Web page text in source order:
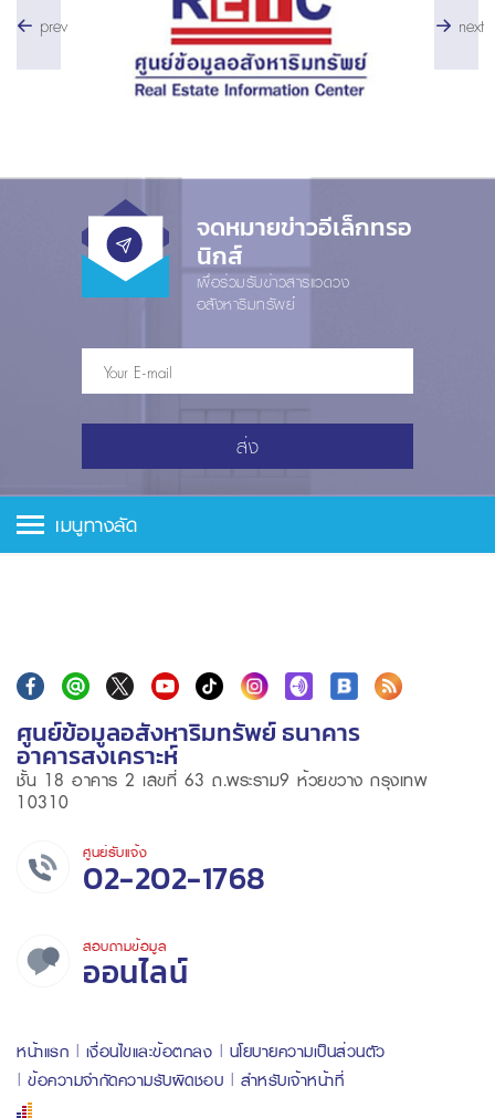
prev next
จดหมายข่าวอีเล็กทรอ
นิกส์
เพื่อร่วมรับข่าวสารแวดวง
อสังหาริมทรัพย์
ส่ง
เมนูทางลัด
ศูนย์ข้อมูลอสังหาริมทรัพย์ ธนาคาร
อาคารสงเคราะห์
ชั้น 18 อาคาร 2 เลขที่ 63 ถ.พระราม9 ห้วยขวาง กรุงเทพ
10310
ศูนย์รับแจ้ง
02-202-1768
สอบถามข้อมูล
ออนไลน์
หน้าแรก เงื่อนไขและข้อตกลง
นโยบายความเป็นส่วนตัว
ข้อความจำกัดความรับผิดชอบ
สำหรับเจ้าหน้าที่